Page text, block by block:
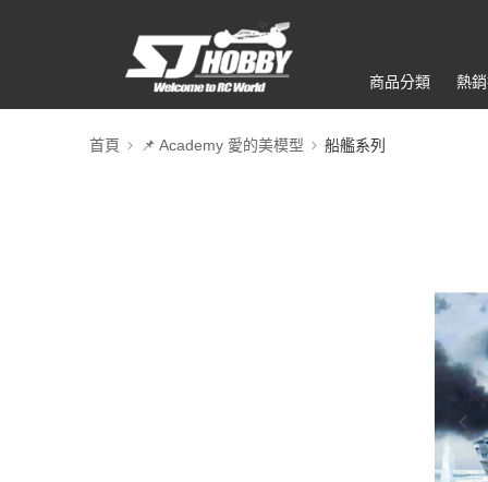
商品分類 熱
首頁 📌 Academy 愛的美模型 船艦系列